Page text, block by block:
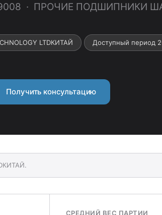
· ПРОЧИЕ ПОДШИПНИКИ
LTDКИТАЙ Доступный период
Получить консультацию
СРЕДНИЙ ВЕС ПАРТИИ